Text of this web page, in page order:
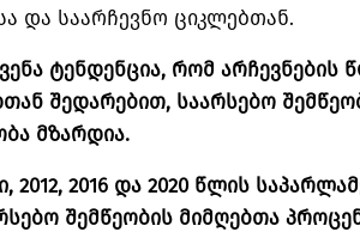
და საარჩევნო ციკლებთან.
ტენდენცია, რომ არჩევნების
შედარებით, საარსებო
მზარდია.
2016 და 2020 წლის
შემწეობის მიმღებთა